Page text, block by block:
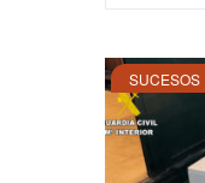
SUCESOS